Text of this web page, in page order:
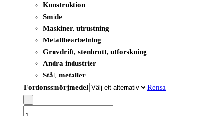
Konstruktion
Smide
Maskiner, utrustning
Metallbearbetning
Gruvdrift, stenbrott, utforskning
Andra industrier
Stål, metaller
Fordonssmörjmedel
Rensa
-